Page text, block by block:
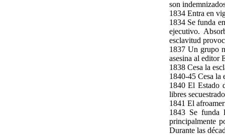
son
1834 Entra en
1834 Se funda
ejecutivo.
esclavitud
1837 Un grupo
asesina al editor
1838 Cesa la
1840-45 Cesa la
1840 El Estado
libres
1841 El
1843 Se funda
principalmente
Durante las